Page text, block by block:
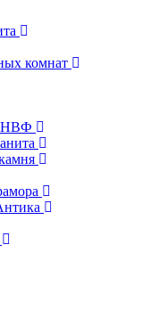
комнат
НВФ